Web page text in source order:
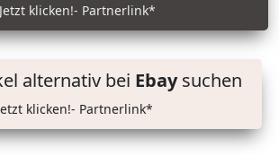
Jetzt klicken!- Partnerlink*
alternativ bei Ebaysuchen
klicken!- Partnerlink*